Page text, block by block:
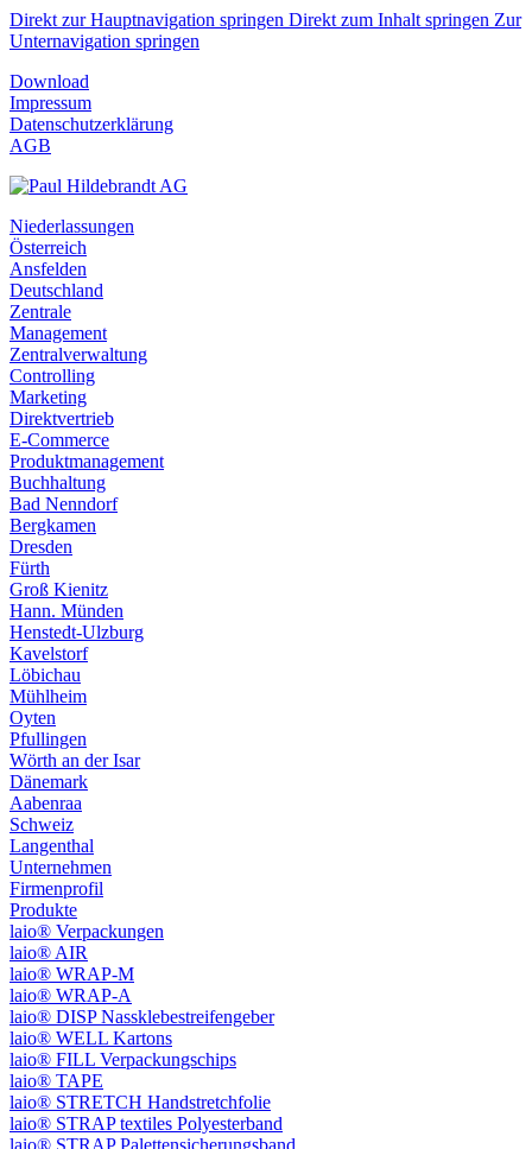
Direkt zur Hauptnavigation springen Direkt zum Inhalt springen Zur
Unternavigation springen
Download
Impressum
Datenschutzerklärung
AGB
Niederlassungen
Österreich
Ansfelden
Deutschland
Zentrale
Management
Zentralverwaltung
Controlling
Marketing
Direktvertrieb
E-Commerce
Produktmanagement
Buchhaltung
Bad Nenndorf
Bergkamen
Dresden
Fürth
Groß Kienitz
Hann. Münden
Henstedt-Ulzburg
Kavelstorf
Löbichau
Mühlheim
Oyten
Pfullingen
Wörth an der Isar
Dänemark
Aabenraa
Schweiz
Langenthal
Unternehmen
Firmenprofil
Produkte
laio® Verpackungen
laio® AIR
laio® WRAP-M
laio® WRAP-A
laio® DISP Nassklebestreifengeber
laio® WELL Kartons
laio® FILL Verpackungschips
laio® TAPE
laio® STRETCH Handstretchfolie
laio® STRAP textiles Polyesterband
laio® STRAP Palettensicherungsband